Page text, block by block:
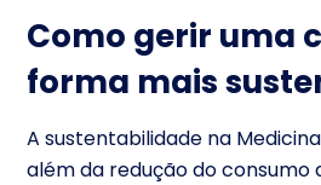
Como gerir uma
forma mais
A sustentabilidade na
além da redução do consumo